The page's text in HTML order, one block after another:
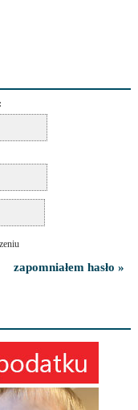
zapomniałem hasło »